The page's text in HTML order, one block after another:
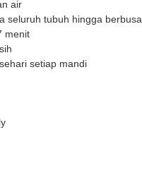
air
seluruh tubuh hingga berbusa
menit
setiap mandi